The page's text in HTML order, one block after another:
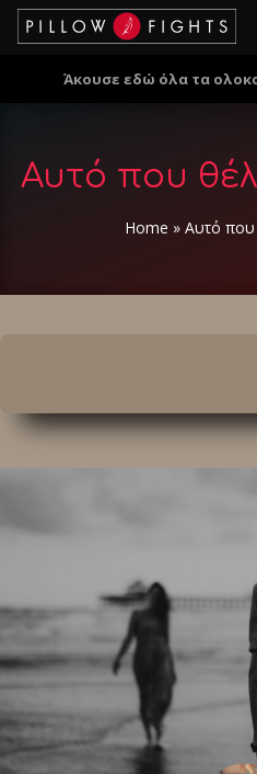
Άκουσε εδώ όλα τα
Αυτό που
Home » Αυτό που